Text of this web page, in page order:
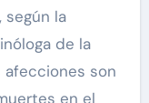
la
de la
afecciones son
en el